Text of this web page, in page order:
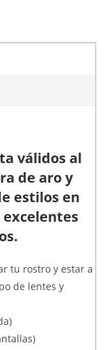
válidos al
de aro y
estilos en
tu rostro y estar a
de lentes y